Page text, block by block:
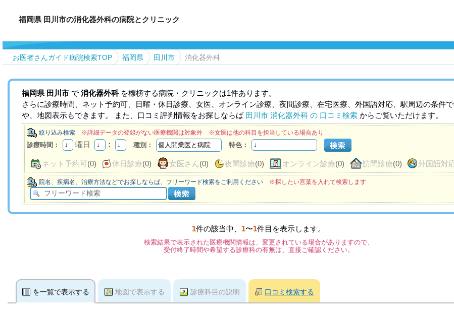
福岡県 田川市の消化器外科の病院とクリニック
お医者さんガイド病院検索TOP 福岡県 田川市 消化器外科
福岡県 田川市 で 消化器外科を標榜する病院・クリニックは1件あります。
さらに診療時間、ネット予約可、日曜・休日診療、女医、オンライン診療、夜間診療、在宅医療、外国語対応、駅周辺の条件
や、地図表示もできます。 また、口コミ評判情報をお探しならば 田川市 消化器外科 の 口コミ検索 からご覧いただけます。
絞り込み検索 ※詳細データの登録がない医療機関は対象外 ※女医は他の科目を担当している場合あり
診療時間： 曜日 ： 種別： 特色：
ネット予約可(0) 休日診療(0) 女医さん(0) 夜間診療(0) オンライン診療(0) 訪問診療(0) 外国語対
院名、疾病名、治療方法などでお探しならば、フリーワード検索をご利用ください ※探したい言葉を入れて検索します
1件の該当中、 1〜1件目を表示します。
検索結果で表示された医療機関情報は、変更されている場合がありますので、
受付終了時間や希望する診療科の有無は、直接ご確認ください。
を一覧で表示する 地図で表示する 診療科目の説明 口コミ検索する